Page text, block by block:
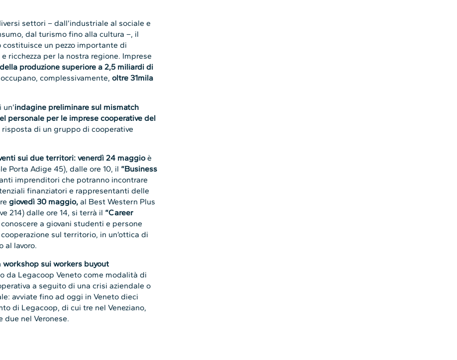
settori – dall’industriale al sociale e
dal turismo fino alla cultura –, il
un pezzo importante di
ricchezza per la nostra regione. Imprese
produzione superiore a 2,5 miliardi di
complessivamente,oltre 31mila
indagine preliminare sul mismatch
personale per le imprese cooperative del
risposta di un gruppo di cooperative
sui due territori: venerdì 24 maggioè
Porta Adige 45), dalle ore 10, il “Business
imprenditori che potranno incontrare
finanziatori e rappresentanti delle
giovedì 30 maggio,al Best Western Plus
214) dalle ore 14, si terrà il “Career
a giovani studenti e persone
sul territorio, in un’ottica di
al lavoro.
workshop sui workers buyout
da Legacoop Veneto come modalità di
a seguito di una crisi aziendale o
avviate fino ad oggi in Veneto dieci
di Legacoop, di cui tre nel Veneziano,
due nel Veronese.